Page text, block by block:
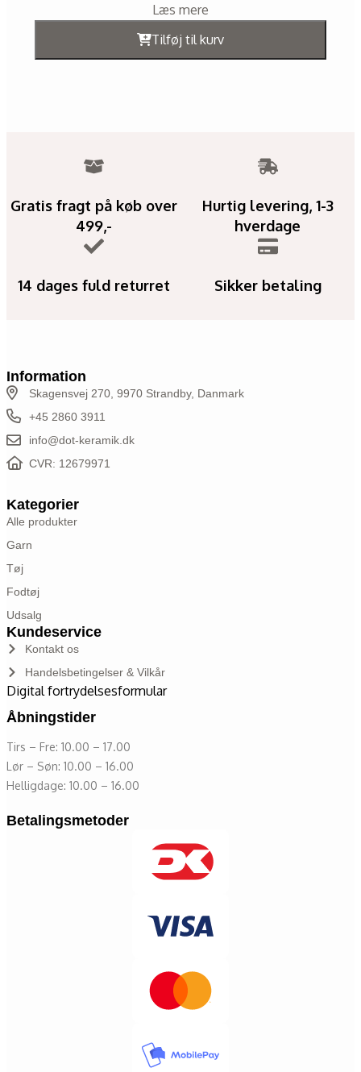
Læs mere
Tilføj til kurv
Gratis fragt på køb over
499,-
Hurtig levering, 1-3
hverdage
14 dages fuld returret Sikker betaling
Information
Skagensvej 270, 9970 Strandby, Danmark
+45 2860 3911
info@dot-keramik.dk
CVR: 12679971
Kategorier
Alle produkter
Garn
Tøj
Fodtøj
Udsalg
Kundeservice
Kontakt os
Handelsbetingelser & Vilkår
Digital fortrydelsesformular
Åbningstider
Tirs – Fre: 10.00 – 17.00
Lør – Søn: 10.00 – 16.00
Helligdage: 10.00 – 16.00
Betalingsmetoder